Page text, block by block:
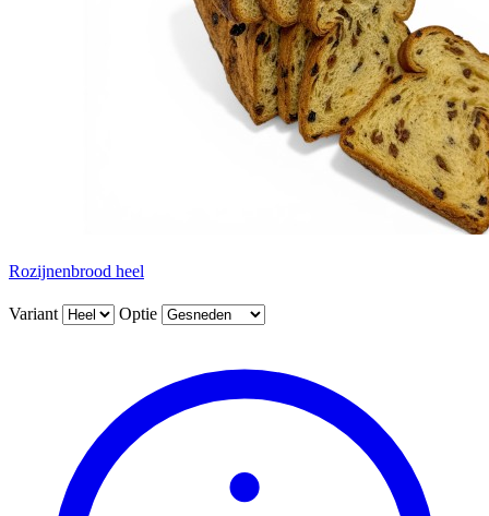
Rozijnenbrood heel
Variant Optie